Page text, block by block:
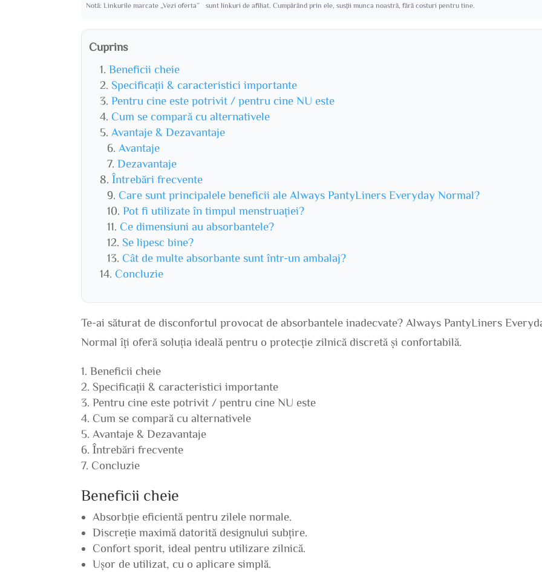
Notă: Linkurile marcate „Vezi oferta” sunt linkuri de afiliat. Cumpărând prin ele, susții munca noastră, fără costuri pentru tine.
Cuprins
Beneficii cheie
Specificații & caracteristici importante
Pentru cine este potrivit / pentru cine NU este
Cum se compară cu alternativele
Avantaje & Dezavantaje
Avantaje
Dezavantaje
Întrebări frecvente
Care sunt principalele beneficii ale Always PantyLiners Everyday Normal?
Pot fi utilizate în timpul menstruației?
Ce dimensiuni au absorbantele?
Se lipesc bine?
Cât de multe absorbante sunt într-un ambalaj?
Concluzie
Te-ai săturat de disconfortul provocat de absorbantele inadecvate? Always PantyLiners
Normal îți oferă soluția ideală pentru o protecție zilnică discretă și confortabilă.
Beneficii cheie
Specificații & caracteristici importante
Pentru cine este potrivit / pentru cine NU este
Cum se compară cu alternativele
Avantaje & Dezavantaje
Întrebări frecvente
Concluzie
Beneficii cheie
Absorbție eficientă pentru zilele normale.
Discreție maximă datorită designului subțire.
Confort sporit, ideal pentru utilizare zilnică.
Ușor de utilizat, cu o aplicare simplă.